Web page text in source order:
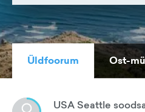
Üldfoorum Ost-
USA Seattle